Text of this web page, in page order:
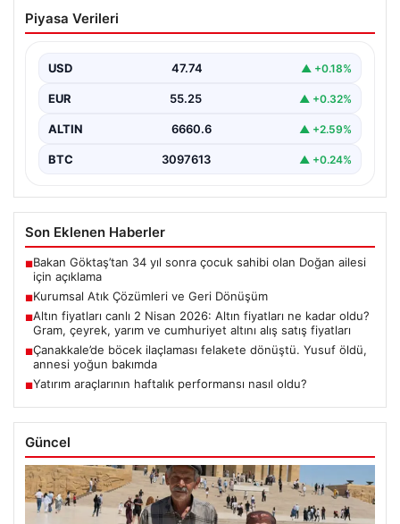
Kurumsal Atık Çözümleri ve Geri
Dönüşüm
sistemlerini sürekli periyotlarla yenilemektedir. Bu
modernizasyon aşamasında kenara…
Piyasa Verileri
USD 47.74 ▲ +0.18%
EUR 55.25 ▲ +0.32%
ALTIN 6660.6 ▲ +2.59%
BTC 3097613 ▲ +0.24%
Son Eklenen Haberler
■Bakan Göktaş’tan 34 yıl sonra çocuk sahibi olan Doğan ailesi
için açıklama
■Kurumsal Atık Çözümleri ve Geri Dönüşüm
■Altın fiyatları canlı 2 Nisan 2026: Altın fiyatları ne kadar oldu?
Gram, çeyrek, yarım ve cumhuriyet altını alış satış fiyatları
■Çanakkale’de böcek ilaçlaması felakete dönüştü. Yusuf öldü,
annesi yoğun bakımda
■Yatırım araçlarının haftalık performansı nasıl oldu?
Güncel